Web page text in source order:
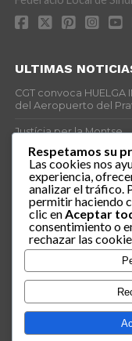
ULTIMAS
CGT convoca
del Aeropuerto del
Justícia per la Montse
25J – Día Mundial
ERE encubierto en
Actes centrals 90
central i per dies.
VAGA TELEMARKETING
DOCUMENTAL
Respetamos su
Las cookies nos
experiencia,
analizar el tráfico.
permitir haciendo
clic en Aceptar
consentimiento o
rechazar las